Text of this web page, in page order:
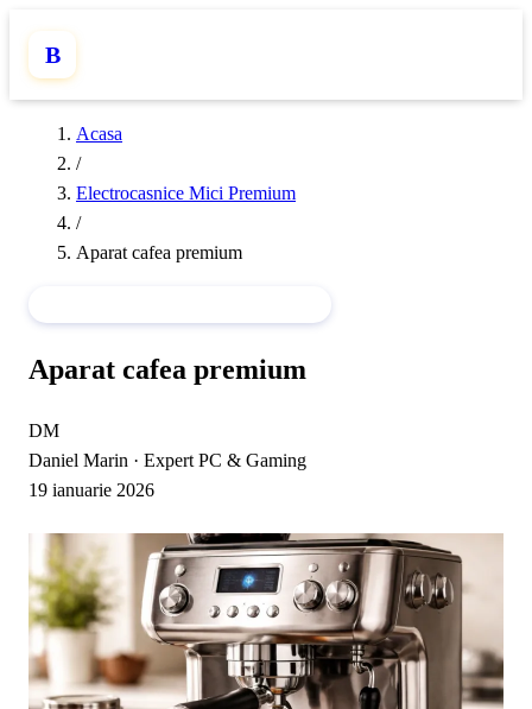
B
Acasa
/
Electrocasnice Mici Premium
/
Aparat cafea premium
Aparat cafea premium
DM
Daniel Marin · Expert PC & Gaming
19 ianuarie 2026